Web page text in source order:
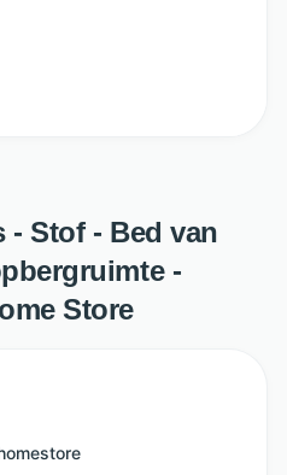
- Stof - Bed van
-
Store